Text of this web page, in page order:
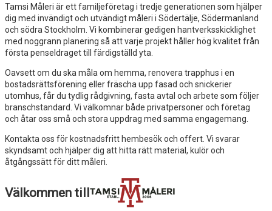
Om Tamsi Måleri
Tamsi Måleri är ett familjeföretag i tredje generationen som hjälper
dig med invändigt och utvändigt måleri i Södertälje, Södermanland
och södra Stockholm. Vi kombinerar gedigen hantverksskicklighet
med noggrann planering så att varje projekt håller hög kvalitet från
första penseldraget till färdigställd yta.
Oavsett om du ska måla om hemma, renovera trapphus i en
bostadsrättsförening eller fräscha upp fasad och snickerier
utomhus, får du tydlig rådgivning, fasta avtal och arbete som följer
branschstandard. Vi välkomnar både privatpersoner och företag
och åtar oss små och stora uppdrag med samma engagemang.
Kontakta oss för kostnadsfritt hembesök och offert. Vi svarar
skyndsamt och hjälper dig att hitta rätt material, kulör och
åtgångssätt för ditt måleri.
Välkommen till